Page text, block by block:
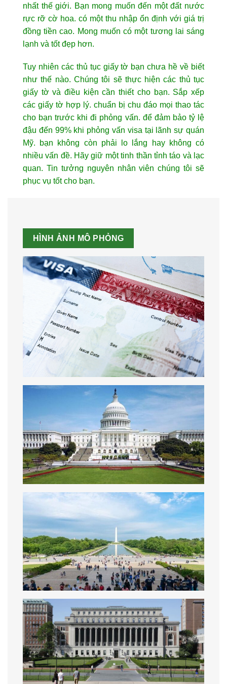
nhất thế giới. Bạn mong muốn đến một đất nước
rực rỡ cờ hoa. có một thu nhập ổn định với giá trị
đồng tiền cao. Mong muốn có một tương lai sáng
lạnh và tốt đẹp hơn.
Tuy nhiên các thủ tục giấy tờ bạn chưa hề về biết
như thế nào. Chúng tôi sẽ thực hiện các thủ tục
giấy tờ và điều kiện cần thiết cho bạn. Sắp xếp
các giấy tờ hợp lý. chuẩn bị chu đáo mọi thao tác
cho bạn trước khi đi phỏng vấn. để đảm bảo tỷ lệ
đậu đến 99% khi phỏng vấn visa tại lãnh sự quán
Mỹ. bạn không còn phải lo lắng hay không có
nhiều vấn đề. Hãy giữ một tinh thần tỉnh táo và lạc
quan. Tin tưởng nguyên nhân viên chúng tôi sẽ
phục vụ tốt cho bạn.
HÌNH ẢNH MÔ PHỎNG